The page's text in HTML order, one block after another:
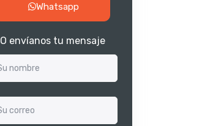
Whatsapp
O envíanos tu mensaje